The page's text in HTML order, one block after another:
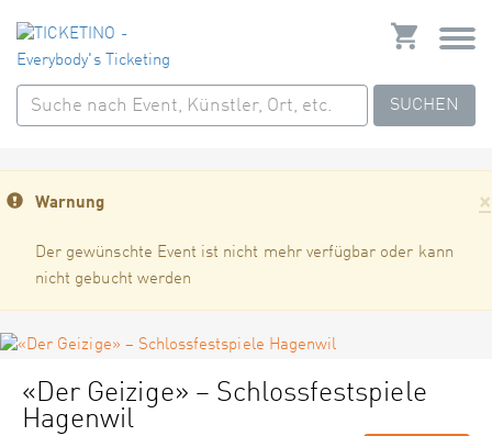
SUCHEN
×
Warnung
Der gewünschte Event ist nicht mehr verfügbar oder kann
nicht gebucht werden
«Der Geizige» – Schlossfestspiele
Hagenwil